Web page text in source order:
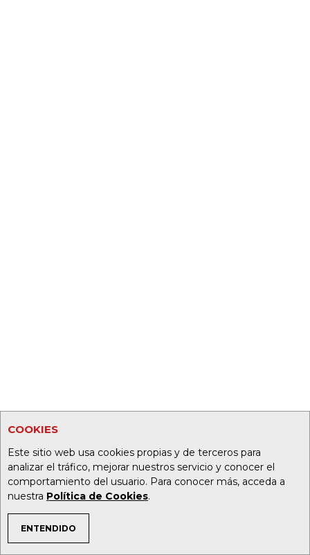
COOKIES
Este sitio web usa cookies propias y de terceros para
analizar el tráfico, mejorar nuestros servicio y conocer el
comportamiento del usuario. Para conocer más, acceda a
nuestra Política de Cookies.
ENTENDIDO
TEMAS DE INTERÉS